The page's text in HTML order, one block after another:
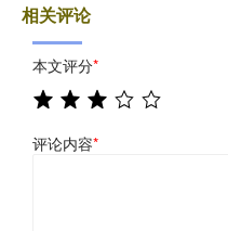
相关评论
本文评分*
评论内容*